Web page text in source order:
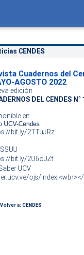
CENDES
Cuadernos del
AGOSTO 2022
edición
DEL CENDES
en
UCV-Cendes
bit.ly/2TTuJRz
bit.ly/2U6oJZt
UCV
ojs/
a: CENDES